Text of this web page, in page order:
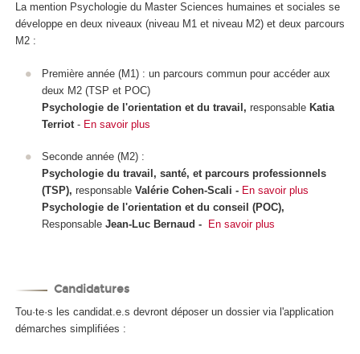
La mention Psychologie du Master Sciences humaines et sociales se
développe en deux niveaux (niveau M1 et niveau M2) et deux parcours
M2 :
Première année (M1) : un parcours commun pour accéder aux
deux M2 (TSP et POC)
Psychologie de l'orientation et du travail, responsable Katia
Terriot-En savoir plus
Seconde année (M2) :
Psychologie du travail, santé, et parcours professionnels
(TSP), responsableValérie Cohen-Scali - En savoir plus
Psychologie de l'orientation et du conseil (POC),
ResponsableJean-Luc Bernaud - En savoir plus
Candidatures
Tou·te·s les candidat.e.s devront déposer un dossier via l'application
démarches simplifiées :